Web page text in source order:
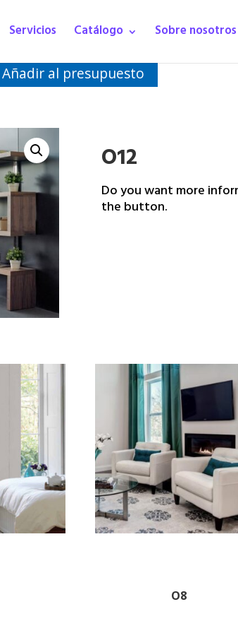
Servicios Catálogo Sobre nosotros
Añadir al presupuesto
O12
Do you want more
the button.
O8